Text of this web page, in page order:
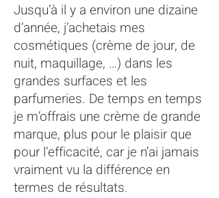
Jusqu’à il y a environ une dizaine
d’année, j’achetais mes
cosmétiques (crème de jour, de
nuit, maquillage, …) dans les
grandes surfaces et les
parfumeries. De temps en temps
je m’offrais une crème de grande
marque, plus pour le plaisir que
pour l’efficacité, car je n’ai jamais
vraiment vu la différence en
termes de résultats.